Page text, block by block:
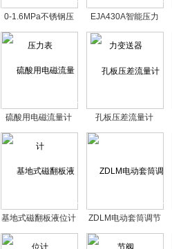
0-1.6MPa不锈钢压
力表
EJA430A智能压力
变送器
硫酸用电磁流量计 孔板压差流量计
基地式磁翻板液位计
ZDLM电动套筒调节
阀